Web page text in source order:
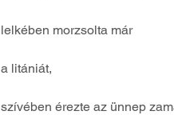
lelkében morzsolta már
a litániát,
szívében érezte az ünnep